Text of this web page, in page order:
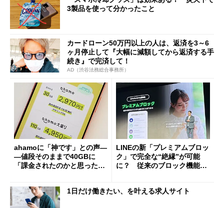
3製品を使って分かったこと
カードローン50万円以上の人は、返済を3～6
ヶ月停止して『大幅に減額してから返済する手
続き』で完済して！
AD（渋谷法務総合事務所）
ahamoに「神です」との声―
―値段そのままで40GBに
「課金されたのかと思った」
LINEの新「プレミアムブロッ
ク」で完全な“絶縁”が可能
に？ 従来のブロック機能と
1日だけ働きたい、を叶える求人サイト